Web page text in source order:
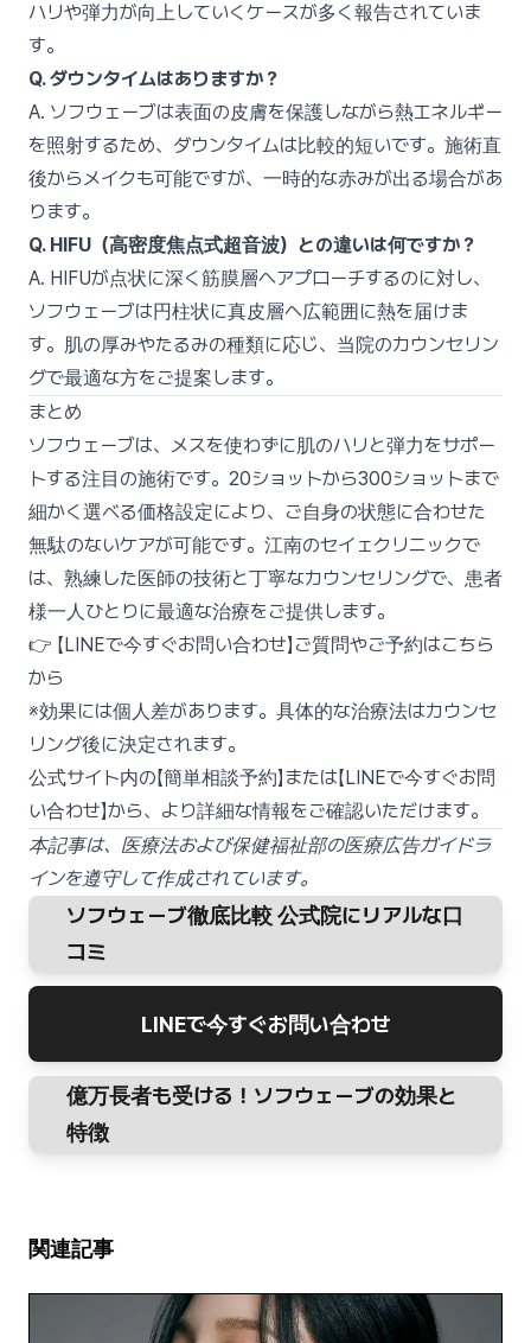
ハリや弾力が向上していくケースが多く報告されていま
す。
Q. ダウンタイムはありますか？
A. ソフウェーブは表面の皮膚を保護しながら熱エネルギー
を照射するため、ダウンタイムは比較的短いです。施術直
後からメイクも可能ですが、一時的な赤みが出る場合があ
ります。
Q. HIFU（高密度焦点式超音波）との違いは何ですか？
A. HIFUが点状に深く筋膜層へアプローチするのに対し、
ソフウェーブは円柱状に真皮層へ広範囲に熱を届けま
す。肌の厚みやたるみの種類に応じ、当院のカウンセリン
グで最適な方をご提案します。
まとめ
ソフウェーブは、メスを使わずに肌のハリと弾力をサポー
トする注目の施術です。20ショットから300ショットまで
細かく選べる価格設定により、ご自身の状態に合わせた
無駄のないケアが可能です。江南のセイェクリニックで
は、熟練した医師の技術と丁寧なカウンセリングで、患者
様一人ひとりに最適な治療をご提供します。
👉 【LINEで今すぐお問い合わせ】ご質問やご予約はこちら
から
※効果には個人差があります。具体的な治療法はカウンセ
リング後に決定されます。
公式サイト内の【簡単相談予約】または【LINEで今すぐお問
い合わせ】から、より詳細な情報をご確認いただけます。
本記事は、医療法および保健福祉部の医療広告ガイドラ
インを遵守して作成されています。
ソフウェーブ徹底比較 公式院にリアルな口
コミ
LINEで今すぐお問い合わせ
億万長者も受ける！ソフウェーブの効果と
特徴
関連記事